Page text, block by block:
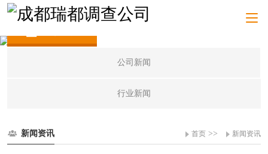
公司新闻
行业新闻
新闻资讯 首页 >> 新闻资讯